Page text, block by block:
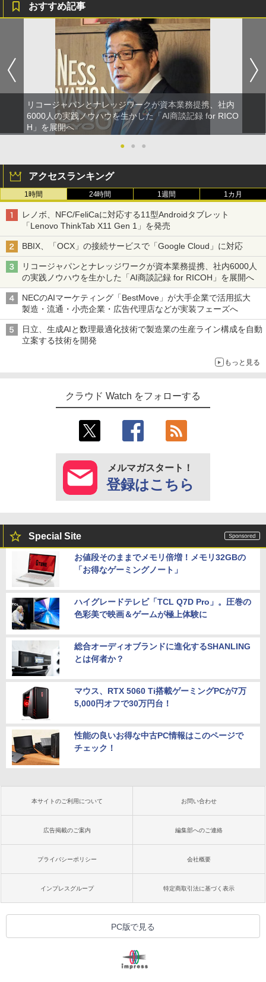
おすすめ記事
リコージャパンとナレッジワークが資本業務提携、社内
6000人の実践ノウハウを生かした「AI商談記録 for RICO
H」を展開へ
●
● ●
アクセスランキング
1時間 24時間 1週間 1カ月
レノボ、NFC/FeliCaに対応する11型Androidタブレット
「Lenovo ThinkTab X11 Gen 1」を発売
BBIX、「OCX」の接続サービスで「Google Cloud」に対応
リコージャパンとナレッジワークが資本業務提携、社内6000人
の実践ノウハウを生かした「AI商談記録 for RICOH」を展開へ
NECのAIマーケティング「BestMove」が大手企業で活用拡大
製造・流通・小売企業・広告代理店などが実装フェーズへ
日立、生成AIと数理最適化技術で製造業の生産ライン構成を自動
立案する技術を開発
もっと見る
クラウド Watch をフォローする
メルマガスタート！
登録はこちら
Special Site
お値段そのままでメモリ倍増！メモリ32GBの
「お得なゲーミングノート」
ハイグレードテレビ「TCL Q7D Pro」。圧巻の
色彩美で映画＆ゲームが極上体験に
総合オーディオブランドに進化するSHANLING
とは何者か？
マウス、RTX 5060 Ti搭載ゲーミングPCが7万
5,000円オフで30万円台！
性能の良いお得な中古PC情報はこのページで
チェック！
本サイトのご利用について お問い合わせ
広告掲載のご案内 編集部へのご連絡
プライバシーポリシー 会社概要
インプレスグループ 特定商取引法に基づく表示
PC版で見る